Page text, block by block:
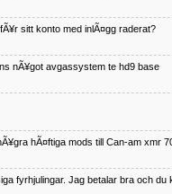
sitt konto med inlÃ¤gg raderat?
nÃ¥got avgassystem te hd9 base
hÃ¤ftiga mods till Can-am xmr
fyrhjulingar. Jag betalar bra och